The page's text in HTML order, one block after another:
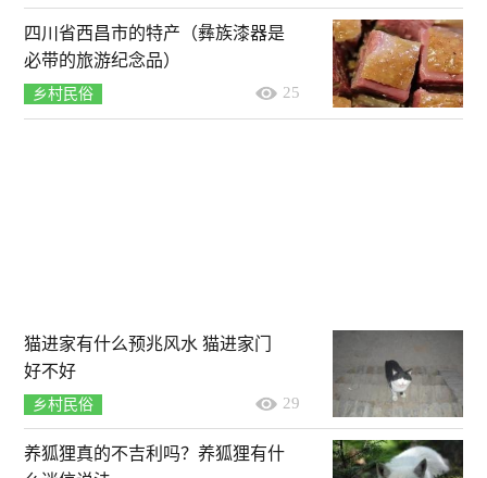
四川省西昌市的特产（彝族漆器是
必带的旅游纪念品）
乡村民俗 25
猫进家有什么预兆风水 猫进家门
好不好
乡村民俗 29
养狐狸真的不吉利吗？养狐狸有什